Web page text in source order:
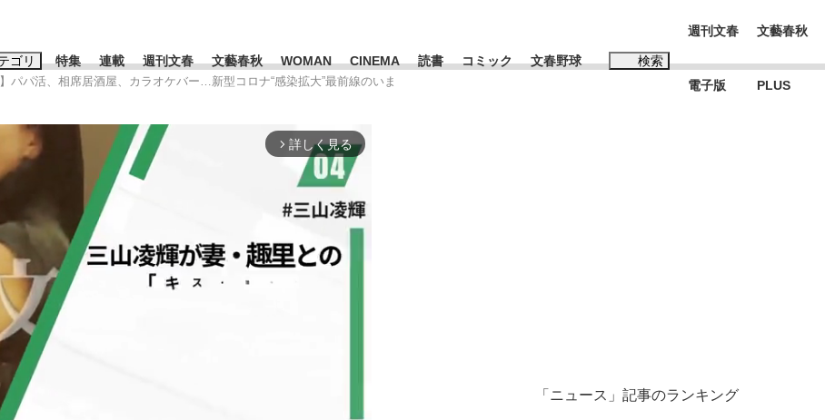
ゴリ
て明かした日本代表監督に...
特集
観る将棋、読む将棋
連載 週刊文春 文藝春秋 WOMAN CINEMA 読書 コミック 文春野球 検索
ーワードタグ一覧
山凌輝 #高市早苗 #城彰二 #内田有紀
#亀和田武
週刊文春
電子版
文藝春秋
PLUS
パパ活、相席居酒屋、カラオケバー…新型コロナ“感染拡大”最前線のいま
arrow_forward_ios 詳しく見る
「ニュース」記事のランキング